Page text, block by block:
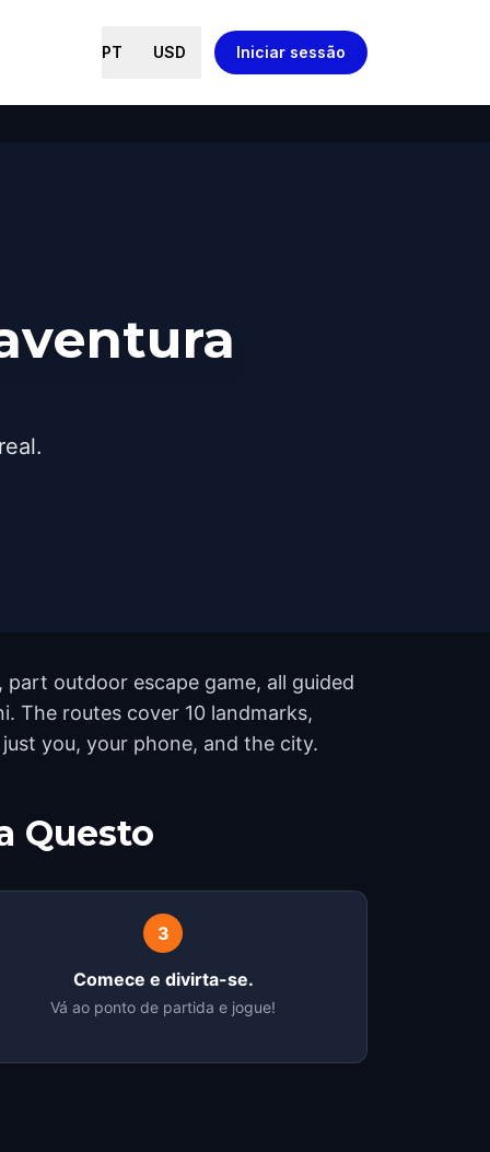
PT USD Iniciar sessão
outdoor escape game, all guided
The routes cover 10 landmarks,
you, your phone, and the city.
Questo
3
Comece e divirta-se.
Vá ao ponto de partida e jogue!